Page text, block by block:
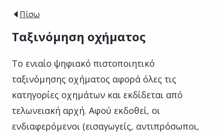
Πίσω
Ταξινόμηση οχήματος
Το ενιαίο ψηφιακό πιστοποιητικό
ταξινόμησης οχήματος αφορά όλες τις
κατηγορίες οχημάτων και εκδίδεται από
τελωνειακή αρχή. Αφού εκδοθεί, οι
ενδιαφερόμενοι (εισαγωγείς, αντιπρόσωποι,